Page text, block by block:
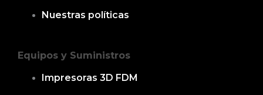
Nuestras políticas
Equipos y Suministros
Impresoras 3D FDM